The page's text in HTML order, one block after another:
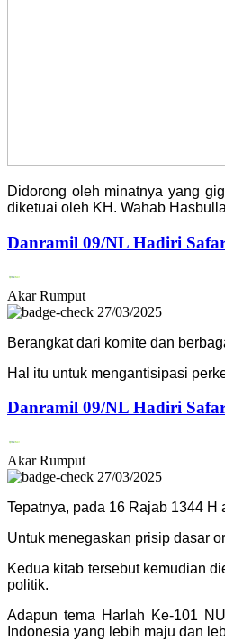
Didorong oleh minatnya yang
diketuai oleh KH. Wahab
Danramil 09/NL Hadiri
Akar Rumput
27/03/2025
Berangkat dari komite dan
Hal itu untuk mengantisipasi
Danramil 09/NL Hadiri
Akar Rumput
27/03/2025
Tepatnya, pada 16 Rajab 1344
Untuk menegaskan prisip dasar
Kedua kitab tersebut kemudian
politik.
Adapun tema Harlah Ke-101
Indonesia yang lebih maju dan